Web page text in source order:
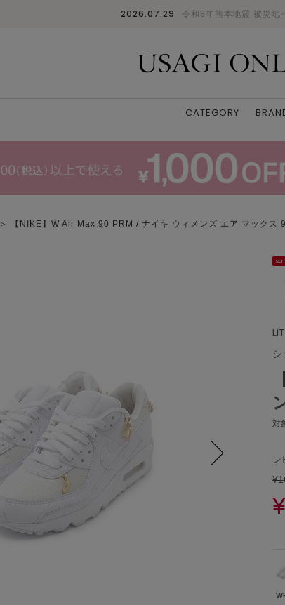
2026.07.29 令和8年熊本地震 被災地
CATEGORY
＞ 【NIKE】W Air Max 90 PRM / ナイキ ウィメンズ エア マック
対
レ